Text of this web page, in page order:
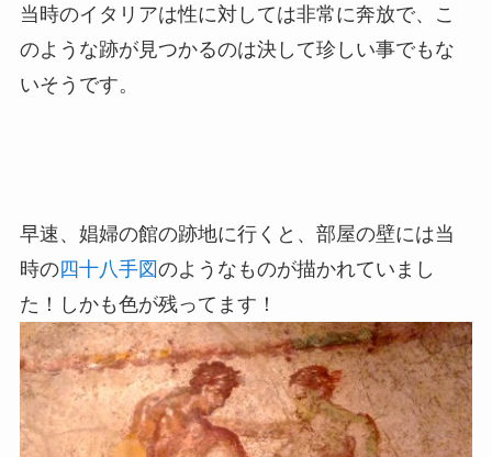
当時のイタリアは性に対しては非常に奔放で、こ
のような跡が見つかるのは決して珍しい事でもな
いそうです。
早速、娼婦の館の跡地に行くと、部屋の壁には当
時の四十八手図のようなものが描かれていまし
た！しかも色が残ってます！